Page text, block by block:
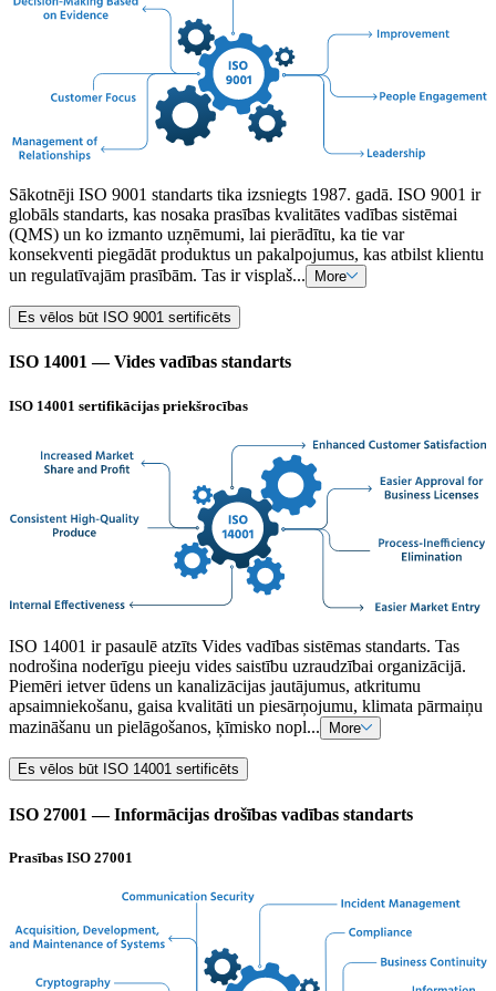
Sākotnēji ISO 9001 standarts tika izsniegts 1987. gadā. ISO 9001 ir
globāls standarts, kas nosaka prasības kvalitātes vadības sistēmai
(QMS) un ko izmanto uzņēmumi, lai pierādītu, ka tie var
konsekventi piegādāt produktus un pakalpojumus, kas atbilst klientu
un regulatīvajām prasībām. Tas ir visplaš...
More
Es vēlos būt ISO 9001 sertificēts
ISO 14001 — Vides vadības standarts
ISO 14001 sertifikācijas priekšrocības
ISO 14001 ir pasaulē atzīts Vides vadības sistēmas standarts. Tas
nodrošina noderīgu pieeju vides saistību uzraudzībai organizācijā.
Piemēri ietver ūdens un kanalizācijas jautājumus, atkritumu
apsaimniekošanu, gaisa kvalitāti un piesārņojumu, klimata pārmaiņu
mazināšanu un pielāgošanos, ķīmisko nopl...
More
Es vēlos būt ISO 14001 sertificēts
ISO 27001 — Informācijas drošības vadības standarts
Prasības ISO 27001